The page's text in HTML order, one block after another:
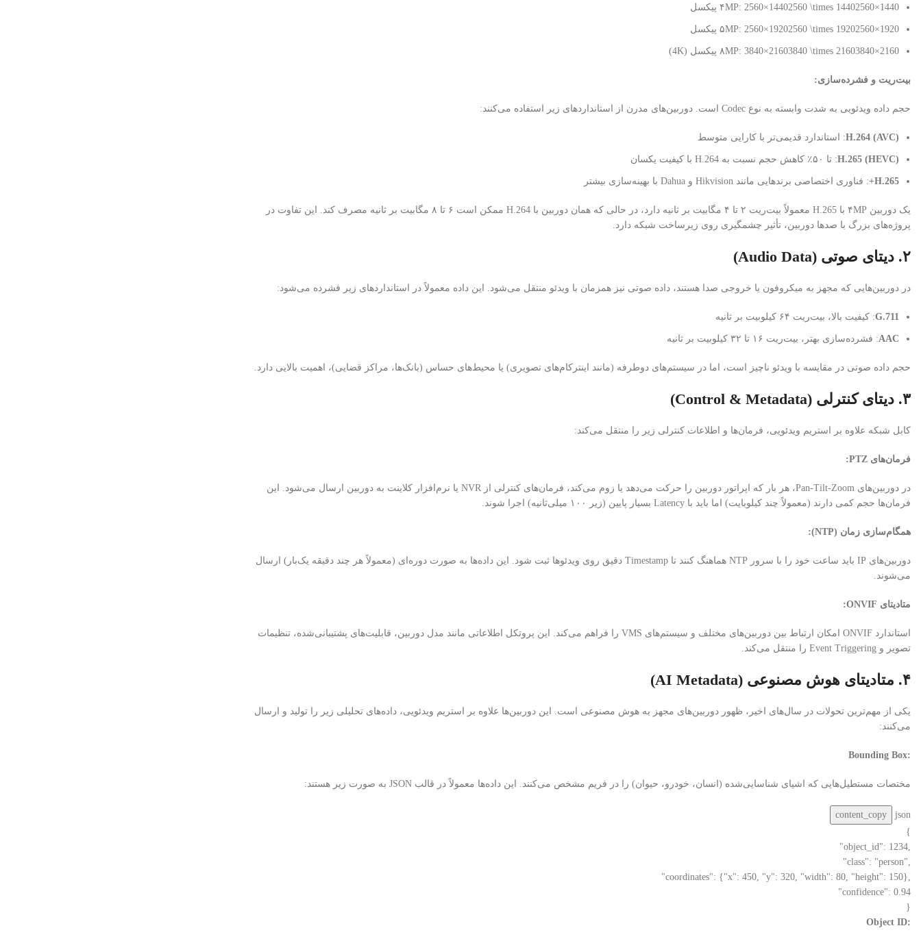
۴MP: 2560×14402560 \times 14402560×1440 پیکسل
۵MP: 2560×19202560 \times 19202560×1920 پیکسل
۸MP: 3840×21603840 \times 21603840×2160 پیکسل (4K)
بیت‌ریت و فشرده‌سازی:
حجم داده ویدئویی به شدت وابسته به نوع Codec است. دوربین‌های مدرن از استانداردهای زیر استفاده می‌کنند:
H.264 (AVC): استاندارد قدیمی‌تر با کارایی متوسط
H.265 (HEVC): تا ۵۰٪ کاهش حجم نسبت به H.264 با کیفیت یکسان
H.265+ : فناوری اختصاصی برندهایی مانند Hikvision و Dahua با بهینه‌سازی بیشتر
یک دوربین ۴MP با H.265 معمولاً بیت‌ریت ۲ تا ۴ مگابیت بر ثانیه دارد، در حالی که همان دوربین با H.264 ممکن است ۶ تا ۸ مگابیت بر ثانیه مصرف کند. این تفاوت در
پروژه‌های بزرگ با صدها دوربین، تأثیر چشمگیری روی زیرساخت شبکه دارد.
۲. دیتای صوتی (Audio Data)
در دوربین‌هایی که مجهز به میکروفون یا خروجی صدا هستند، داده صوتی نیز همزمان با ویدئو منتقل می‌شود. این داده معمولاً در استانداردهای زیر فشرده می‌شود:
G.711: کیفیت بالا، بیت‌ریت ۶۴ کیلوبیت بر ثانیه
AAC: فشرده‌سازی بهتر، بیت‌ریت ۱۶ تا ۳۲ کیلوبیت بر ثانیه
حجم داده صوتی در مقایسه با ویدئو ناچیز است، اما در سیستم‌های دوطرفه (مانند اینترکام‌های تصویری) یا محیط‌های حساس (بانک‌ها، مراکز قضایی)، اهمیت بالایی دارد.
۳. دیتای کنترلی (Control & Metadata)
کابل شبکه علاوه بر استریم ویدئویی، فرمان‌ها و اطلاعات کنترلی زیر را منتقل می‌کند:
فرمان‌های PTZ:
در دوربین‌های Pan-Tilt-Zoom، هر بار که اپراتور دوربین را حرکت می‌دهد یا زوم می‌کند، فرمان‌های کنترلی از NVR یا نرم‌افزار کلاینت به دوربین ارسال می‌شود. این
فرمان‌ها حجم کمی دارند (معمولاً چند کیلوبایت) اما باید با Latency بسیار پایین (زیر ۱۰۰ میلی‌ثانیه) اجرا شوند.
همگام‌سازی زمان (NTP):
دوربین‌های IP باید ساعت خود را با سرور NTP هماهنگ کنند تا Timestamp دقیق روی ویدئوها ثبت شود. این داده‌ها به صورت دوره‌ای (معمولاً هر چند دقیقه یک‌بار) ارسال
می‌شوند.
متادیتای ONVIF:
استاندارد ONVIF امکان ارتباط بین دوربین‌های مختلف و سیستم‌های VMS را فراهم می‌کند. این پروتکل اطلاعاتی مانند مدل دوربین، قابلیت‌های پشتیبانی‌شده، تنظیمات
تصویر و Event Triggering را منتقل می‌کند.
۴. متادیتای هوش مصنوعی (AI Metadata)
یکی از مهم‌ترین تحولات در سال‌های اخیر، ظهور دوربین‌های مجهز به هوش مصنوعی است. این دوربین‌ها علاوه بر استریم ویدئویی، داده‌های تحلیلی زیر را تولید و ارسال
می‌کنند:
Bounding Box:
مختصات مستطیل‌هایی که اشیای شناسایی‌شده (انسان، خودرو، حیوان) را در فریم مشخص می‌کنند. این داده‌ها معمولاً در قالب JSON به صورت زیر هستند:
content_copy
json
{
"object_id": 1234
"class": "person"
"coordinates": {"x": 450 "y": 320 "width": 80 "height": 150}
"confidence": 0.94
}
Object ID: